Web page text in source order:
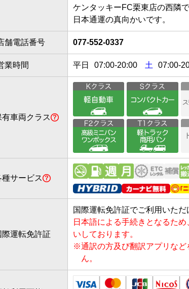
ケンタッキーFC栗東店の西隣で
日本通運の真向かいです。
舗電話番号 077-552-0337
業時間 平日 07:00-20:00 土 07:00-
有車両クラス
種サービス
際運転免許証
国際運転免許証でご利用いただ
日本語による手続きとなるた
いしております。
※通訳の方及び翻訳アプリな
ん。